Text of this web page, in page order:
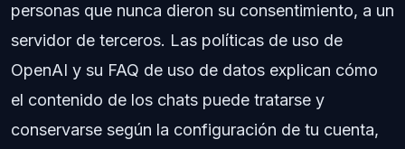
personas que nunca dieron su consentimiento, a un
servidor de terceros. Las políticas de uso de
OpenAI y su FAQ de uso de datos explican cómo
el contenido de los chats puede tratarse y
conservarse según la configuración de tu cuenta,